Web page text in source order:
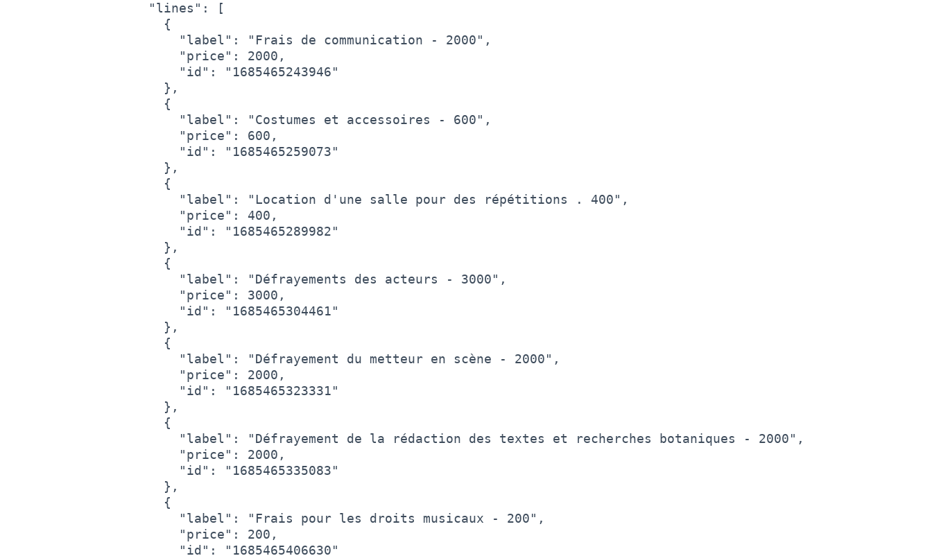
  "lines": [
    {
      "label": "Frais de communication - 2000",
      "price": 2000,
      "id": "1685465243946"
    },
    {
      "label": "Costumes et accessoires - 600",
      "price": 600,
      "id": "1685465259073"
    },
    {
      "label": "Location d'une salle pour des répétitions . 400",
      "price": 400,
      "id": "1685465289982"
    },
    {
      "label": "Défrayements des acteurs - 3000",
      "price": 3000,
      "id": "1685465304461"
    },
    {
      "label": "Défrayement du metteur en scène - 2000",
      "price": 2000,
      "id": "1685465323331"
    },
    {
      "label": "Défrayement de la rédaction des textes et recherches botaniques - 2000",
      "price": 2000,
      "id": "1685465335083"
    },
    {
      "label": "Frais pour les droits musicaux - 200",
      "price": 200,
      "id": "1685465406630"